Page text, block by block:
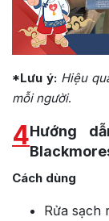
*Lưu ý: Hiệu
mỗi người.
4Hướng
Cách dùng
Rửa sạch